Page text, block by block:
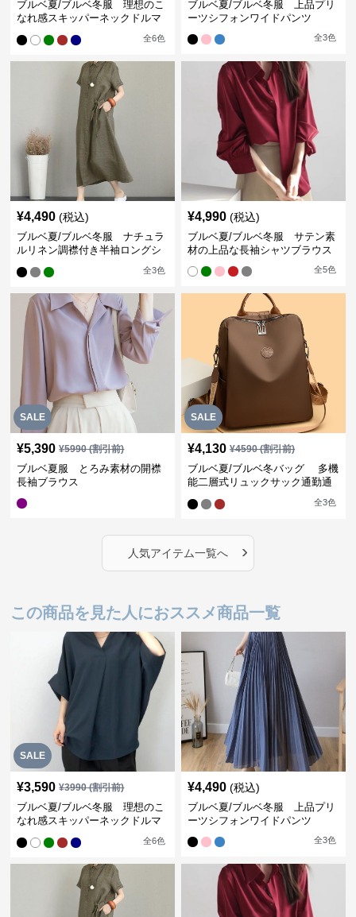
ブルベ夏/ブルベ冬服 理想のこ
なれ感スキッパーネックドルマ
全6色
ブルベ夏/ブルベ冬服 上品プリ
ーツシフォンワイドパンツ
全3色
¥4,490 (税込)
ブルベ夏/ブルベ冬服 ナチュラ
ルリネン調襟付き半袖ロングシ
全3色
¥4,990 (税込)
ブルベ夏/ブルベ冬服 サテン素
材の上品な長袖シャツブラウス
全5色
SALE
¥5,390 ¥5990(割引前)
ブルベ夏服 とろみ素材の開襟
長袖ブラウス
SALE
¥4,130 ¥4590(割引前)
ブルベ夏/ブルベ冬バッグ 多機
能二層式リュックサック通勤通
全3色
人気アイテム一覧へ ›
この商品を見た人におススメ商品一覧
SALE
¥3,590 ¥3990(割引前)
ブルベ夏/ブルベ冬服 理想のこ
なれ感スキッパーネックドルマ
全6色
¥4,490 (税込)
ブルベ夏/ブルベ冬服 上品プリ
ーツシフォンワイドパンツ
全3色